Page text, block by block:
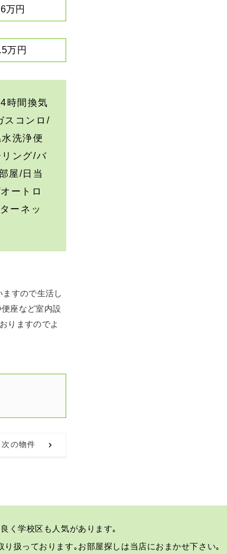
万円
万円
時間換気
スコンロ/
洗浄便
ング/バ
屋/日当
ートロ
ーネッ
すので生活し
座など室内設
りますのでよ
次の物件
く学校区も人気があります｡
り扱っております｡お部屋探しは当店におまかせ下さい｡